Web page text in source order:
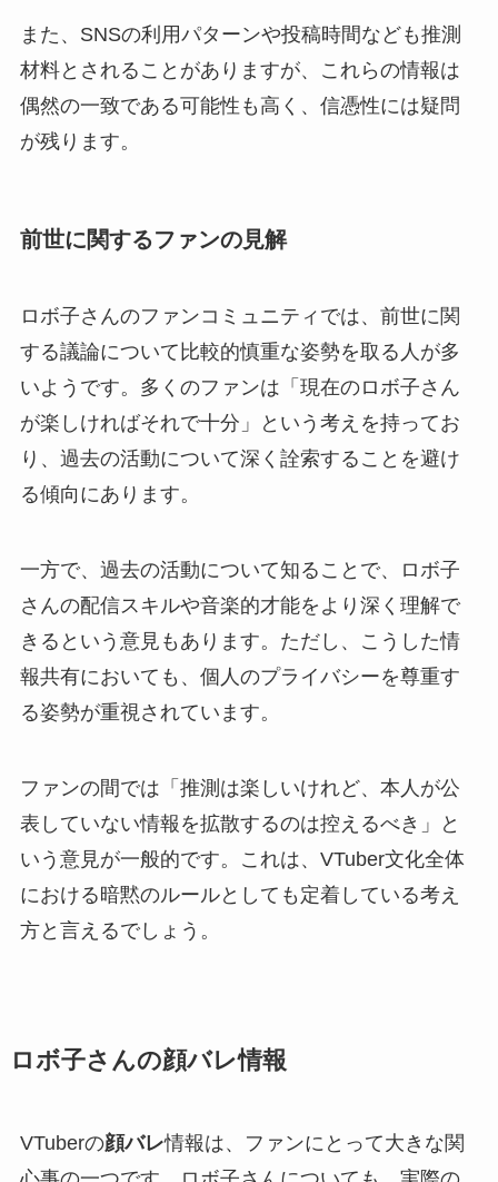
また、SNSの利用パターンや投稿時間なども推測
材料とされることがありますが、これらの情報は
偶然の一致である可能性も高く、信憑性には疑問
が残ります。
前世に関するファンの見解
ロボ子さんのファンコミュニティでは、前世に関
する議論について比較的慎重な姿勢を取る人が多
いようです。多くのファンは「現在のロボ子さん
が楽しければそれで十分」という考えを持ってお
り、過去の活動について深く詮索することを避け
る傾向にあります。
一方で、過去の活動について知ることで、ロボ子
さんの配信スキルや音楽的才能をより深く理解で
きるという意見もあります。ただし、こうした情
報共有においても、個人のプライバシーを尊重す
る姿勢が重視されています。
ファンの間では「推測は楽しいけれど、本人が公
表していない情報を拡散するのは控えるべき」と
いう意見が一般的です。これは、VTuber文化全体
における暗黙のルールとしても定着している考え
方と言えるでしょう。
ロボ子さんの顔バレ情報
VTuberの顔バレ情報は、ファンにとって大きな関